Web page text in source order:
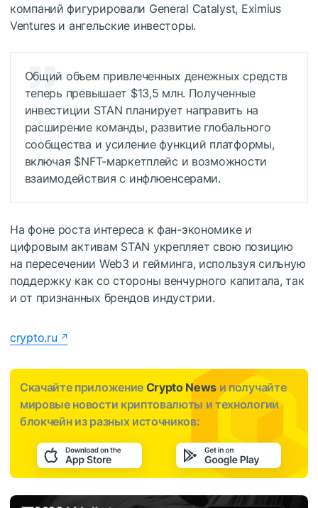
компаний фигурировали General Catalyst, Eximius
Ventures и ангельские инвесторы.
Общий объем привлеченных денежных средств
теперь превышает $13,5 млн. Полученные
инвестиции STAN планирует направить на
расширение команды, развитие глобального
сообщества и усиление функций платформы,
включая $NFT-маркетплейс и возможности
взаимодействия с инфлюенсерами.
На фоне роста интереса к фан-экономике и
цифровым активам STAN укрепляет свою позицию
на пересечении Web3 и гейминга, используя сильную
поддержку как со стороны венчурного капитала, так
и от признанных брендов индустрии.
crypto.ru
Скачайте приложение Crypto News и получайте
мировые новости криптовалюты и технологии
блокчейн из разных источников: